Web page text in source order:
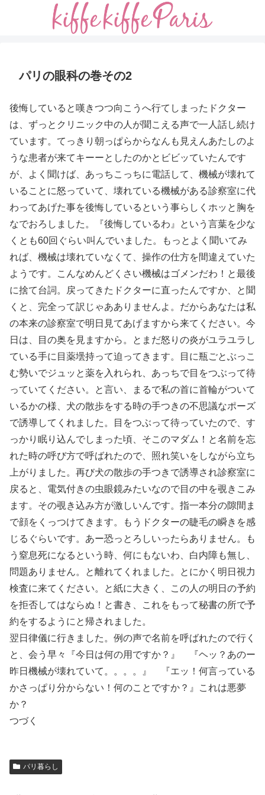
パリの眼科の巻その2
後悔していると嘆きつつ向こうへ行てしまったドクター
は、ずっとクリニック中の人が聞こえる声で一人話し続け
ています。てっきり朝っぱらからなんも見えんあたしのよ
うな患者が来てキーーとしたのかとビビッていたんです
が、よく聞けば、あっちこっちに電話して、機械が壊れて
いることに怒っていて、壊れている機械がある診察室に代
わってあげた事を後悔しているという事らしくホッと胸を
なでおろしました。『後悔しているわ』という言葉を少な
くとも60回ぐらい叫んでいました。もっとよく聞いてみ
れば、機械は壊れていなくて、操作の仕方を間違えていた
ようです。こんなめんどくさい機械はゴメンだわ！と最後
に捨て台詞。戻ってきたドクターに直ったんですか、と聞
くと、完全って訳じゃあありませんよ。だからあなたは私
の本来の診察室で明日見てあげますから来てください。今
日は、目の奥を見ますから。とまだ怒りの炎がユラユラし
ている手に目薬壜持って迫ってきます。目に瓶ごとぶっこ
む勢いでジュッと薬を入れられ、あっちで目をつぶって待
っていてください。と言い、まるで私の首に首輪がついて
いるかの様、犬の散歩をする時の手つきの不思議なポーズ
で誘導してくれました。目をつぶって待っていたので、す
っかり眠り込んでしまった頃、そこのマダム！と名前を忘
れた時の呼び方で呼ばれたので、照れ笑いをしながら立ち
上がりました。再び犬の散歩の手つきで誘導され診察室に
戻ると、電気付きの虫眼鏡みたいなので目の中を覗きこみ
ます。その覗き込み方が激しいんです。指一本分の隙間ま
で顔をくっつけてきます。もうドクターの睫毛の瞬きを感
じるぐらいです。あー恐っとろしいったらありません。も
う窒息死になるという時、何にもないわ、白内障も無し、
問題ありません。と離れてくれました。とにかく明日視力
検査に来てください。と紙に大きく、この人の明日の予約
を拒否してはならぬ！と書き、これをもって秘書の所で予
約をするようにと帰されました。
翌日律儀に行きました。例の声で名前を呼ばれたので行く
と、会う早々『今日は何の用ですか？』 『ヘッ？あのー
昨日機械が壊れていて。。。。』 『エッ！何言っている
かさっぱり分からない！何のことですか？』これは悪夢
か？
つづく
パリ暮らし